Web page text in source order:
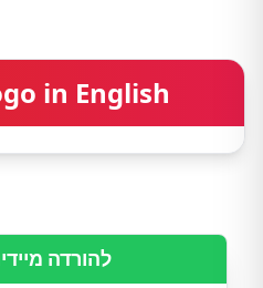
in English
להורדה